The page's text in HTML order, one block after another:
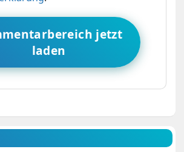
jetzt
laden